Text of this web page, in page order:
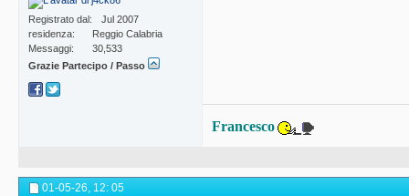
Registrato dal
Jul 2007
residenza
Reggio Calabria
Messaggi
30,533
Grazie Partecipo / Passo
Francesco
01-05-26, 12: 05